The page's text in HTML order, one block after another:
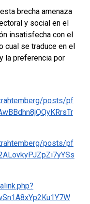
brecha amenaza
y social en el
insatisfecha con el
cual se traduce en el
la preferencia por
posts/pf
posts/pf